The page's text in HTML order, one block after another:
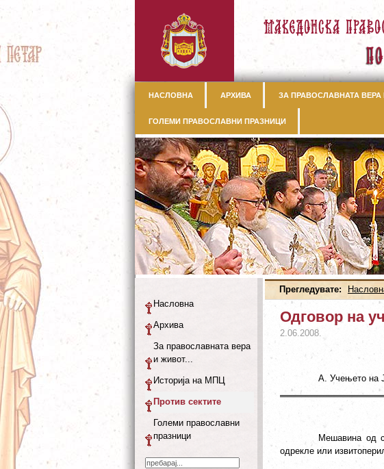
НАСЛОВНА АРХИВА ЗА ПРАВОСЛАВНАТА ВЕРА
ГОЛЕМИ ПРАВОСЛАВНИ ПРАЗНИЦИ
Прегледувате:
Одговор на
2.06.2008.
А. Учењето на
Мешавина од
одрекле или
Насловна
Архива
За православната вера
и живот...
Историја на МПЦ
Против сектите
Големи православни
празници